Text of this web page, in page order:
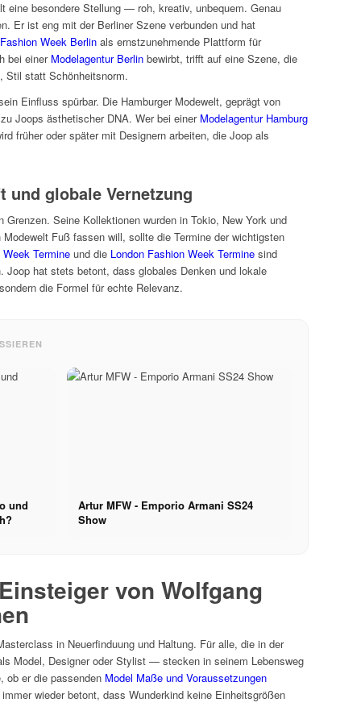
eine besondere Stellung — roh, kreativ, unbequem. Genau
Er ist eng mit der Berliner Szene verbunden und hat
Fashion Week Berlin als ernstzunehmende Plattform für
bei einer Modelagentur Berlin bewirbt, trifft auf eine Szene, die
Stil statt Schönheitsnorm.
Einfluss spürbar. Die Hamburger Modewelt, geprägt von
Joops ästhetischer DNA. Wer bei einer Modelagentur Hamburg
früher oder später mit Designern arbeiten, die Joop als
globale Vernetzung
Seine Kollektionen wurden in Tokio, New York und
Fuß fassen will, sollte die Termine der wichtigsten
Termine und die London Fashion Week Termine sind
Joop hat stets betont, dass globales Denken und lokale
die Formel für echte Relevanz.
und
Artur MFW - Emporio Armani SS24
Show
von Wolfgang
in Neuerfinduung und Haltung. Für alle, die in der
Model, Designer oder Stylist — stecken in seinem Lebensweg
ob er die passenden Model Maße und Voraussetzungen
wieder betont, dass Wunderkind keine Einheitsgrößen